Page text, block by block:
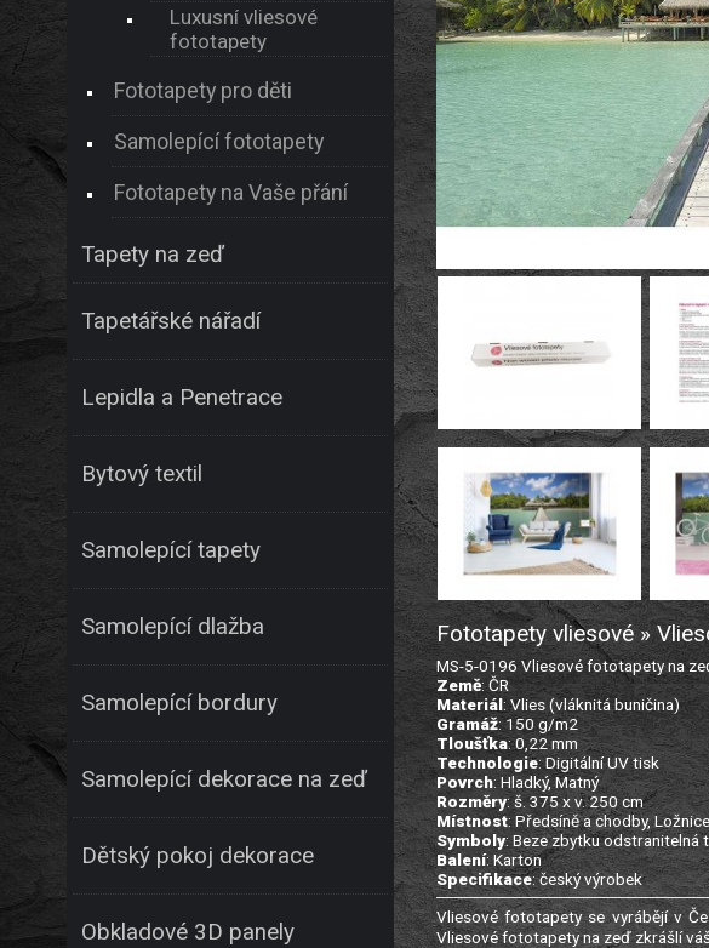
Fototapety vliesové »
MS-5-0196 Vliesové fototapety na
Země: ČR
Materiál: Vlies (vláknitá buničina)
Gramáž: 150 g/m2
Tloušťka: 0,22 mm
Technologie: Digitální UV tisk
Povrch: Hladký, Matný
Rozměry: š. 375 x v. 250 cm
Místnost: Předsíně a chodby,
Symboly: Beze zbytku odstranitelná
Balení: Karton
Specifikace: český výrobek
Vliesové fototapety se vyrábějí v
Vliesové fototapety na zeď zkrášlí
Luxusní vliesové
fototapety
Fototapety pro děti
Samolepící fototapety
Fototapety na Vaše přání
Tapety na zeď
Tapetářské nářadí
Lepidla a Penetrace
Bytový textil
Samolepící tapety
Samolepící dlažba
Samolepící bordury
Samolepící dekorace na zeď
Dětský pokoj dekorace
Obkladové 3D panely